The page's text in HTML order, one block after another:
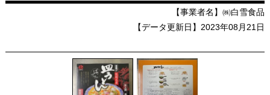
【事業者名】㈱白雪食品
【データ更新日】2023年08月21日